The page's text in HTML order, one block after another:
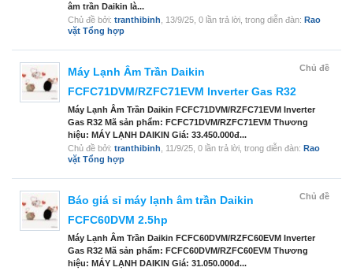
âm trần Daikin là...
Chủ đề bởi: tranthibinh 13/9/25 , 0 lần trả lời, trong diễn đàn: Rao
vặt Tổng hợp
Chủ đề
Máy Lạnh Âm Trần Daikin
FCFC71DVM/RZFC71EVM Inverter Gas R32
Máy Lạnh Âm Trần Daikin FCFC71DVM/RZFC71EVM Inverter
Gas R32 Mã sản phẩm: FCFC71DVM/RZFC71EVM Thương
hiệu: MÁY LẠNH DAIKIN Giá: 33.450.000đ...
Chủ đề bởi: tranthibinh 11/9/25 , 0 lần trả lời, trong diễn đàn: Rao
vặt Tổng hợp
Chủ đề
Báo giá sỉ máy lạnh âm trần Daikin
FCFC60DVM 2.5hp
Máy Lạnh Âm Trần Daikin FCFC60DVM/RZFC60EVM Inverter
Gas R32 Mã sản phẩm: FCFC60DVM/RZFC60EVM Thương
hiệu: MÁY LẠNH DAIKIN Giá: 31.050.000đ...